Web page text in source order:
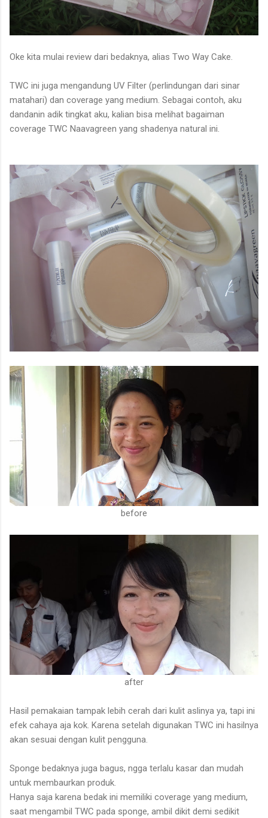
Oke kita mulai review dari bedaknya, alias Two Way Cake.
TWC ini juga mengandung UV Filter (perlindungan dari sinar
matahari) dan coverage yang medium. Sebagai contoh, aku
dandanin adik tingkat aku, kalian bisa melihat bagaiman
coverage TWC Naavagreen yang shadenya natural ini.
before
after
Hasil pemakaian tampak lebih cerah dari kulit aslinya ya, tapi ini
efek cahaya aja kok. Karena setelah digunakan TWC ini hasilnya
akan sesuai dengan kulit pengguna.
Sponge bedaknya juga bagus, ngga terlalu kasar dan mudah
untuk membaurkan produk.
Hanya saja karena bedak ini memiliki coverage yang medium,
saat mengambil TWC pada sponge, ambil dikit demi sedikit